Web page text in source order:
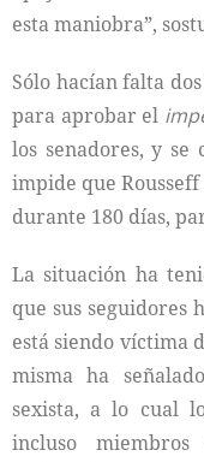
esta maniobra”,
Sólo hacían falta
para aprobar el
los senadores, y
impide que Rousseff
durante 180 días,
La situación ha
que sus seguidores
está siendo víctima
misma ha
sexista, a lo cual
incluso